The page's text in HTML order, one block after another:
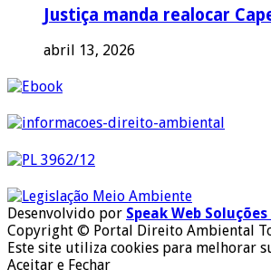
Justiça manda realocar
abril 13, 2026
Desenvolvido por Speak Web
Copyright © Portal Direito Ambiental
Este site utiliza cookies para melhorar
Aceitar e Fechar